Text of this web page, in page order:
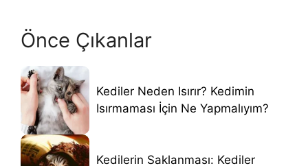
Önce Çıkanlar
Kediler Neden Isırır? Kedimin
Isırmaması İçin Ne Yapmalıyım?
Kedilerin Saklanması: Kediler